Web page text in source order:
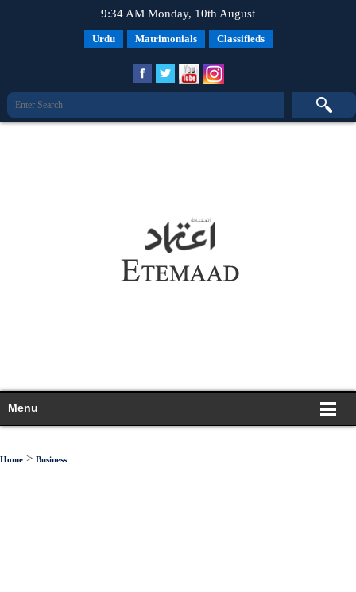
9:34 AM Monday, 10th August
Urdu Matrimonials Classifieds
Menu
Home > Business